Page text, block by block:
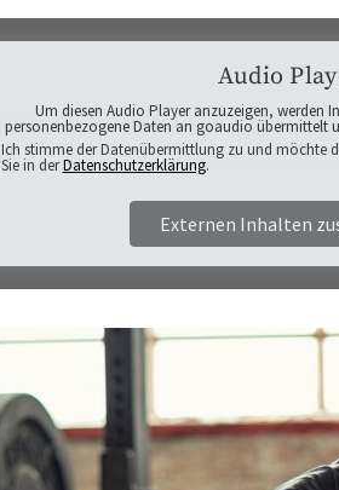
Audio
Um diesen Audio Player anzuzeigen, werden
personenbezogene Daten an goaudio übermittelt
Ich stimme der Datenübermittlung zu und möchte
Sie in derDatenschutzerklärung.
Externen Inhalten